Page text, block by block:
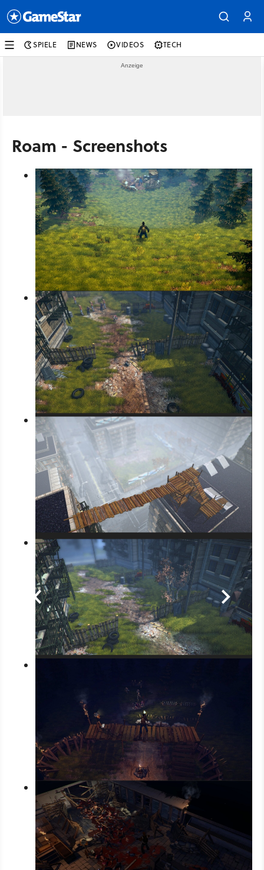
SPIELE NEWS VIDEOS TECH
Roam - Screenshots